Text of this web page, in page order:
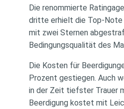
Die renommierte
dritte erhielt die Top-Note
mit zwei Sternen
Bedingungsqualität des
Die Kosten für
Prozent gestiegen. Auch
in der Zeit tiefster Trauer
Beerdigung kostet mit